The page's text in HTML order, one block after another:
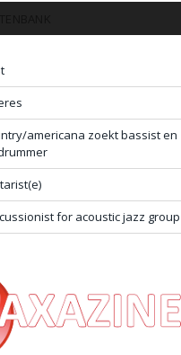
americana zoekt bassist en
for acoustic jazz group